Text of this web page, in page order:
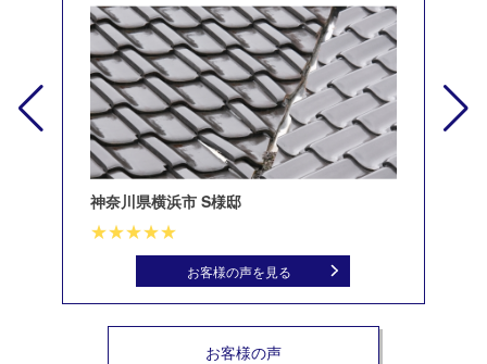
神奈川県横浜市 S様邸
お客様の声を見る
お客様の声